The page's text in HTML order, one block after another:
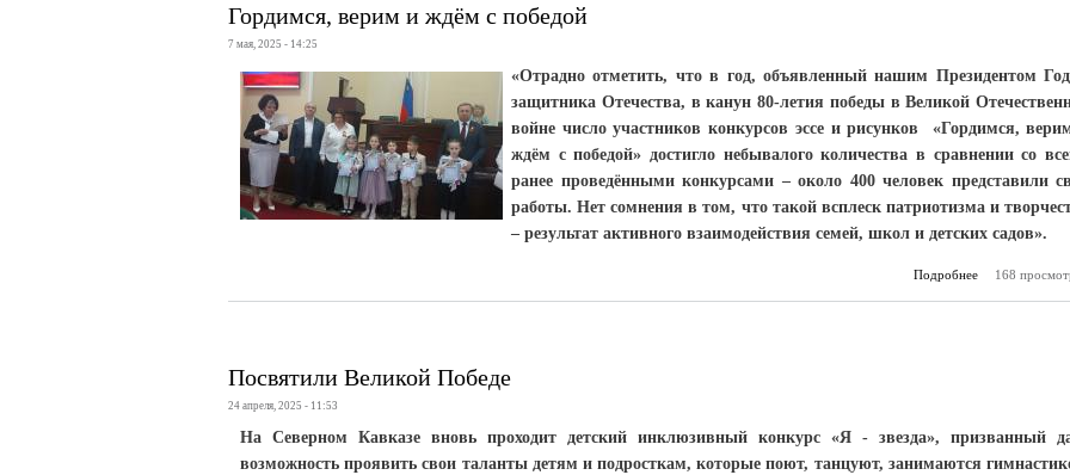
Гордимся, верим и ждём с победой
7 мая, 2025 - 14:25
«Отрадно отметить, что в год, объявленный нашим Президентом
защитника Отечества, в канун 80-летия победы в Великой
войне число участников конкурсов эссе и рисунков «Гордимся,
ждём с победой» достигло небывалого количества в сравнении со
ранее проведёнными конкурсами – около 400 человек представили
работы. Нет сомнения в том, что такой всплеск патриотизма и
– результат активного взаимодействия семей, школ и детских садов».
Подробнее
о
168
Посвятили Великой Победе
24 апреля, 2025 - 11:53
На Северном Кавказе вновь проходит детский инклюзивный конкурс «Я - звезда», призванный
возможность проявить свои таланты детям и подросткам, которые поют, танцуют, занимаются